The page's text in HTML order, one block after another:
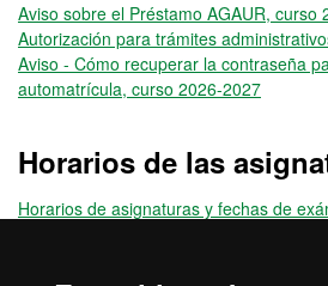
Aviso sobre el Préstamo AGAUR, curso
Autorización para trámites
Aviso - Cómo recuperar la contraseña
automatrícula, curso 2026-2027
Horarios de las
Horarios de asignaturas y fechas de